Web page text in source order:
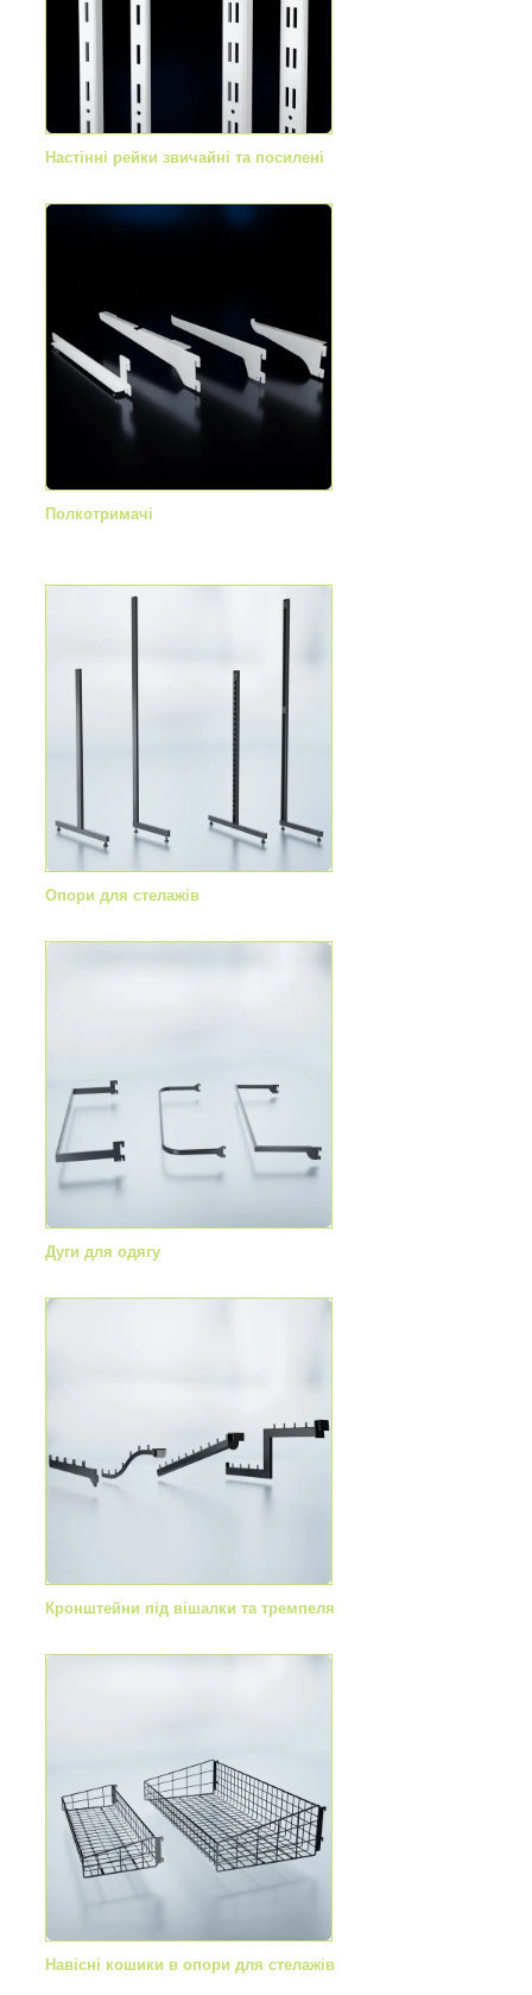
Настінні рейки звичайні та посилені
Полкотримачі
Опори для стелажів
Дуги для одягу
Кронштейни під вішалки та тремпеля
Навісні кошики в опори для стелажів